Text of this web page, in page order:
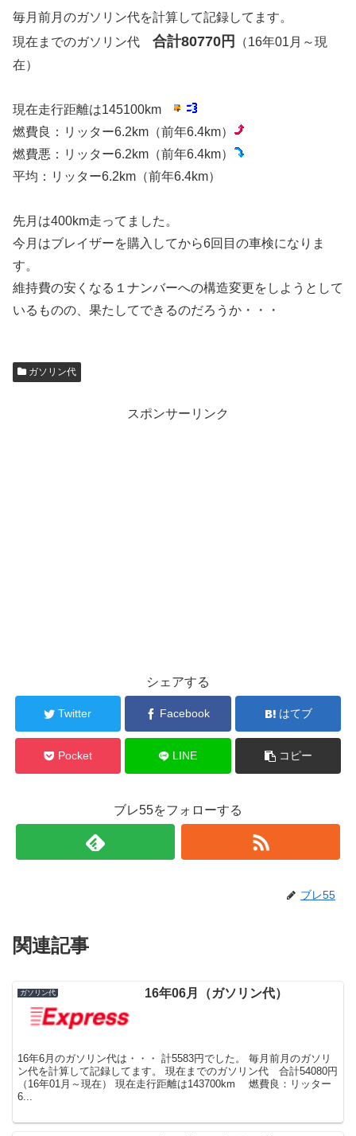
毎月前月のガソリン代を計算して記録してます。
現在までのガソリン代 合計80770円
（16年01月～現
在）
現在走行距離は145100km
燃費良：リッター6.2km（前年6.4km）
燃費悪：リッター6.2km（前年6.4km）
平均：リッター6.2km（前年6.4km）
先月は400km走ってました。
今月はブレイザーを購入してから6回目の車検になりま
す。
維持費の安くなる１ナンバーへの構造変更をしようとして
いるものの、果たしてできるのだろうか・・・
ガソリン代
スポンサーリンク
シェアする
Twitter Facebook はてブ
Pocket LINE コピー
ブレ55をフォローする
ブレ55
関連記事
ガソリン代 16年06月（ガソリン代）
16年6月のガソリン代は・・・ 計5583円でした。 毎月前月のガソリ
ン代を計算して記録してます。 現在までのガソリン代 合計54080円
（16年01月～現在） 現在走行距離は143700km 燃費良：リッター
6...